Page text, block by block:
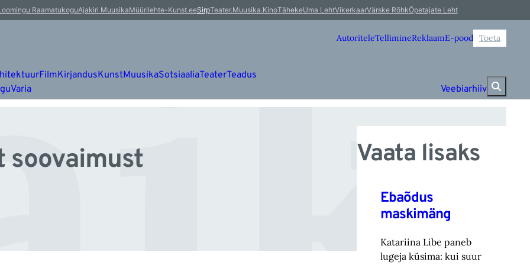
RaamatukoguAjakiri MuusikaMüürilehte-Kunst.eeSirpTeater.Muusika.KinoTähekeUma LehtVikerkaarVärske RõhkÕpetajate Leht
AutoriteleTellimineReklaamE-pood Toeta
FilmKirjandusKunstMuusikaSotsiaaliaTeaterTeadus
Varia Veebiarhiiv
soovaimust Vaata lisaks
Ebaõdus
maskimäng
Katariina Libe paneb
lugeja küsima: kui suur